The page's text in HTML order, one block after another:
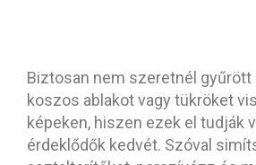
Biztosan nem szeretnél gyűrött
koszos ablakot vagy tükröket
képeken, hiszen ezek el tudják
érdeklődők kedvét. Szóval